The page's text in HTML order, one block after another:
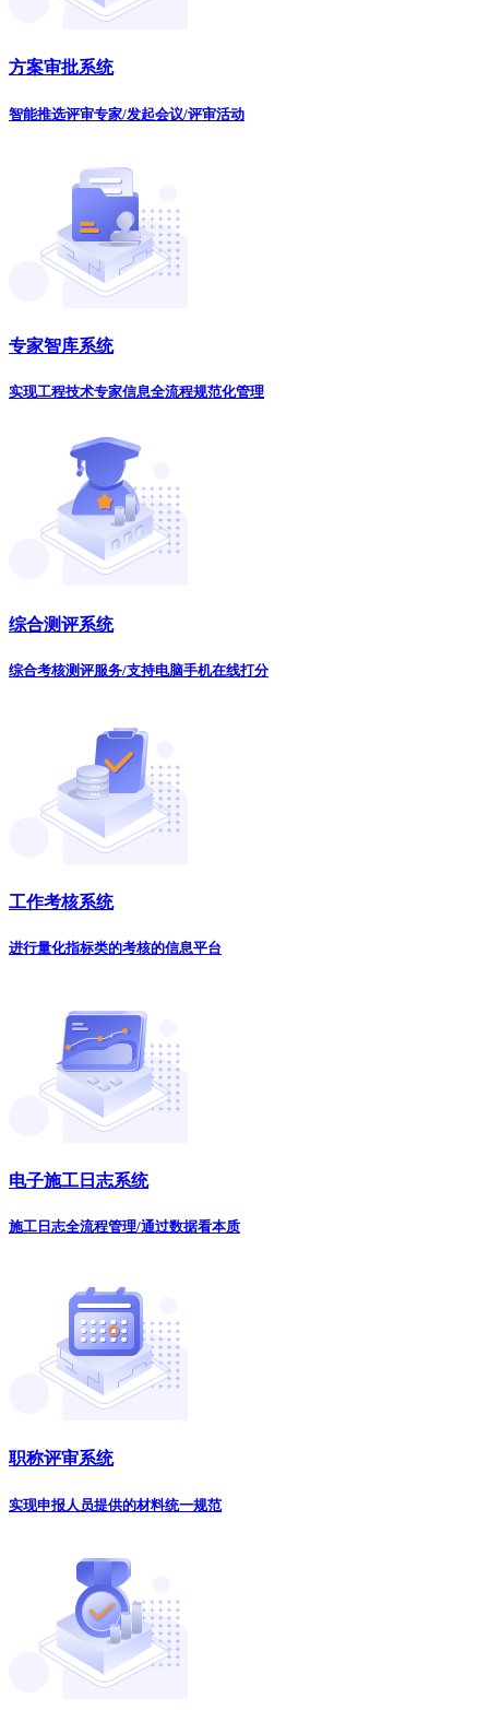
方案审批系统
智能推选评审专家/发起会议/评审活动
专家智库系统
实现工程技术专家信息全流程规范化管理
综合测评系统
综合考核测评服务/支持电脑手机在线打分
工作考核系统
进行量化指标类的考核的信息平台
电子施工日志系统
施工日志全流程管理/通过数据看本质
职称评审系统
实现申报人员提供的材料统一规范